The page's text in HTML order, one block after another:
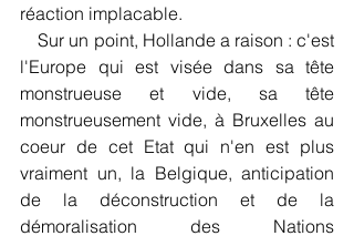
réaction implacable.
    Sur un point, Hollande a raison : c'est
l'Europe qui est visée dans sa tête
monstrueuse et vide, sa tête
monstrueusement vide, à Bruxelles au
coeur de cet Etat qui n'en est plus
vraiment un, la Belgique, anticipation
de la déconstruction et de la
démoralisation des Nations